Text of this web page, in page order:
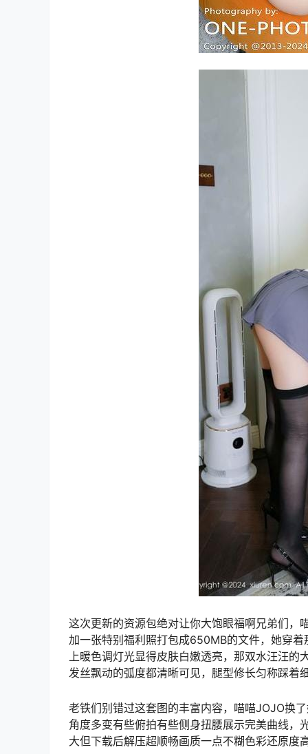
这次更新的资源包绝对让你大饱眼福啊兄弟们，
加一张特别福利照打包成650MB的文件，她穿
上暖色调灯光显得皮肤白嫩透亮，那双水汪汪的
发丝飘动的弧度都清晰可见，腿型修长匀称踩着
老铁们别错过这套图的丰富内容，喵喵JOJO换
角度多变有些俯拍有些侧身扭腰展示完美曲线，
大但下载后解压超顺畅画质一点不糊色彩还原度